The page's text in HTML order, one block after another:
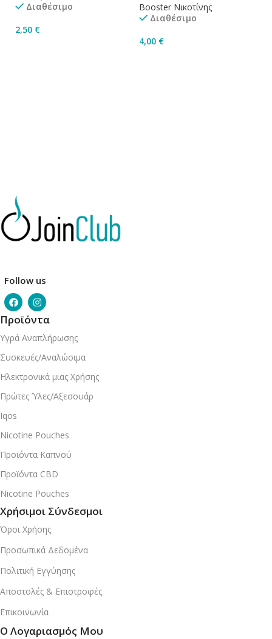
Διαθέσιμο
2,50 €
Booster Νικοτίνης
Διαθέσιμο
4,00 €
Follow us
Προϊόντα
Υγρά Αναπλήρωσης
Συσκευές/Αναλώσιμα
Ηλεκτρονικά μιας Χρήσης
Πρώτες Ύλες/Αξεσουάρ
Iqos
Nicotine Pouches
Προϊόντα Καπνού
Προϊόντα CBD
Nicotine Pouches
Χρήσιμοι Σύνδεσμοι
Όροι Χρήσης
Προσωπικά Δεδομένα
Πολιτική Εγγύησης
Αποστολές & Επιστροφές
Επικοινωνία
Ο Λογαριασμός Μου